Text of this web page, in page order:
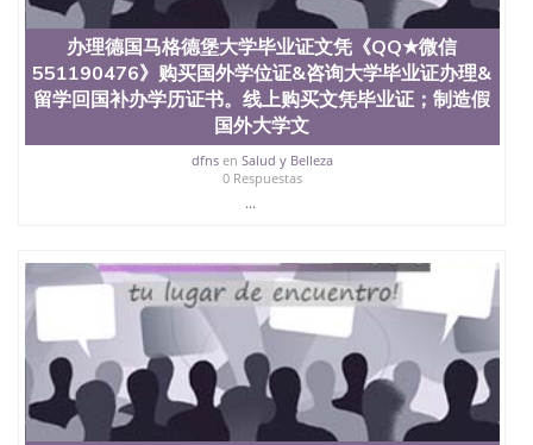
办理德国马格德堡大学毕业证文凭《QQ★微信
551190476》购买国外学位证&咨询大学毕业证办理&
留学回国补办学历证书。线上购买文凭毕业证；制造假
国外大学文
dfnsen Salud y Belleza
0 Respuestas
...